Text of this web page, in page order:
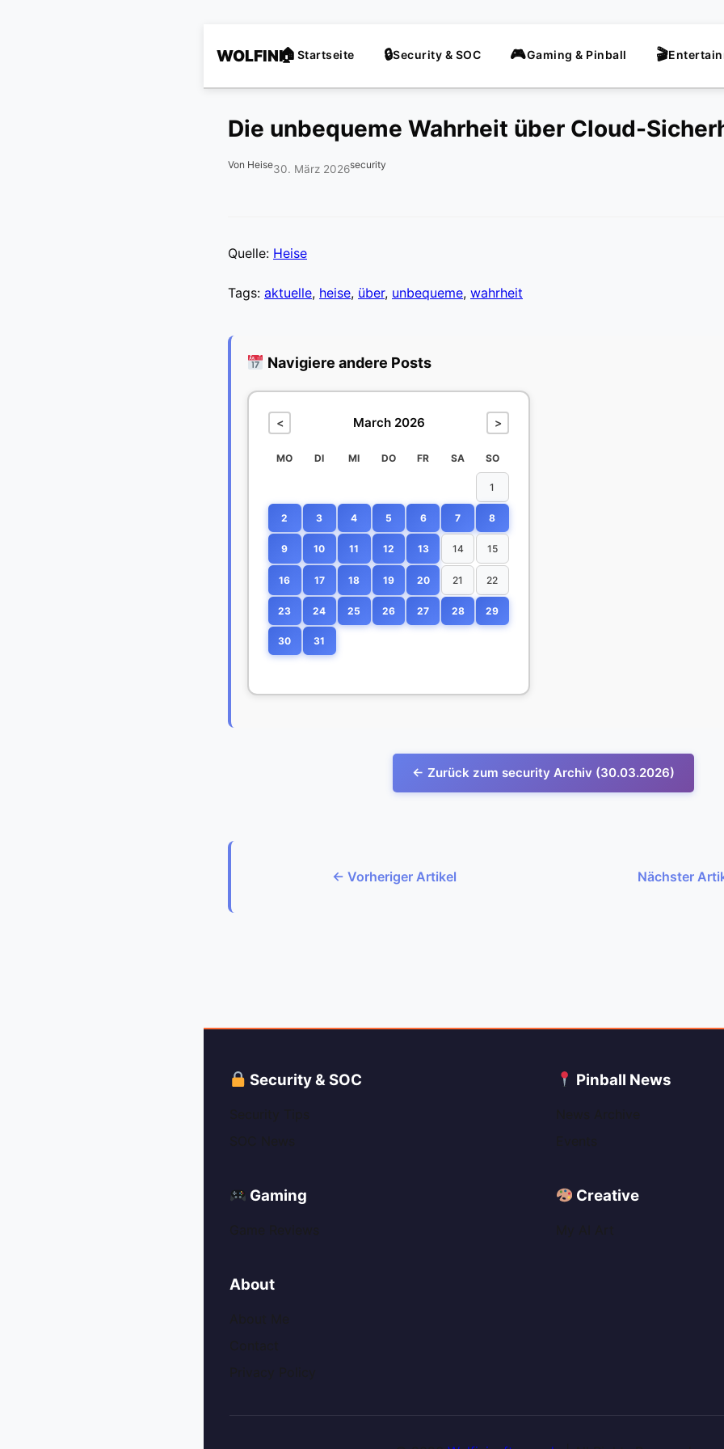
WOLFINI Startseite Security & SOC Gaming & Pinball
Die unbequeme Wahrheit über Cloud-
Von Heise30. März 2026security
Quelle: Heise
Tags: aktuelle, heise, über, unbequeme, wahrheit
Navigiere andere Posts
< March 2026 >
MO DI MI DO FR SA SO
1
2 3 4 5 6 7 8
9 10 11 12 13 14 15
16 17 18 19 20 21 22
23 24 25 26 27 28 29
30 31
← Zurück zum security Archiv (30.03.2026)
← Vorheriger Artikel Nächster
Security & SOC Pinball News
Gaming Creative
About